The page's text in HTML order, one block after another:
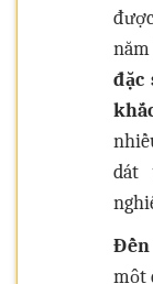
năm
đặc
dát
Đền
một